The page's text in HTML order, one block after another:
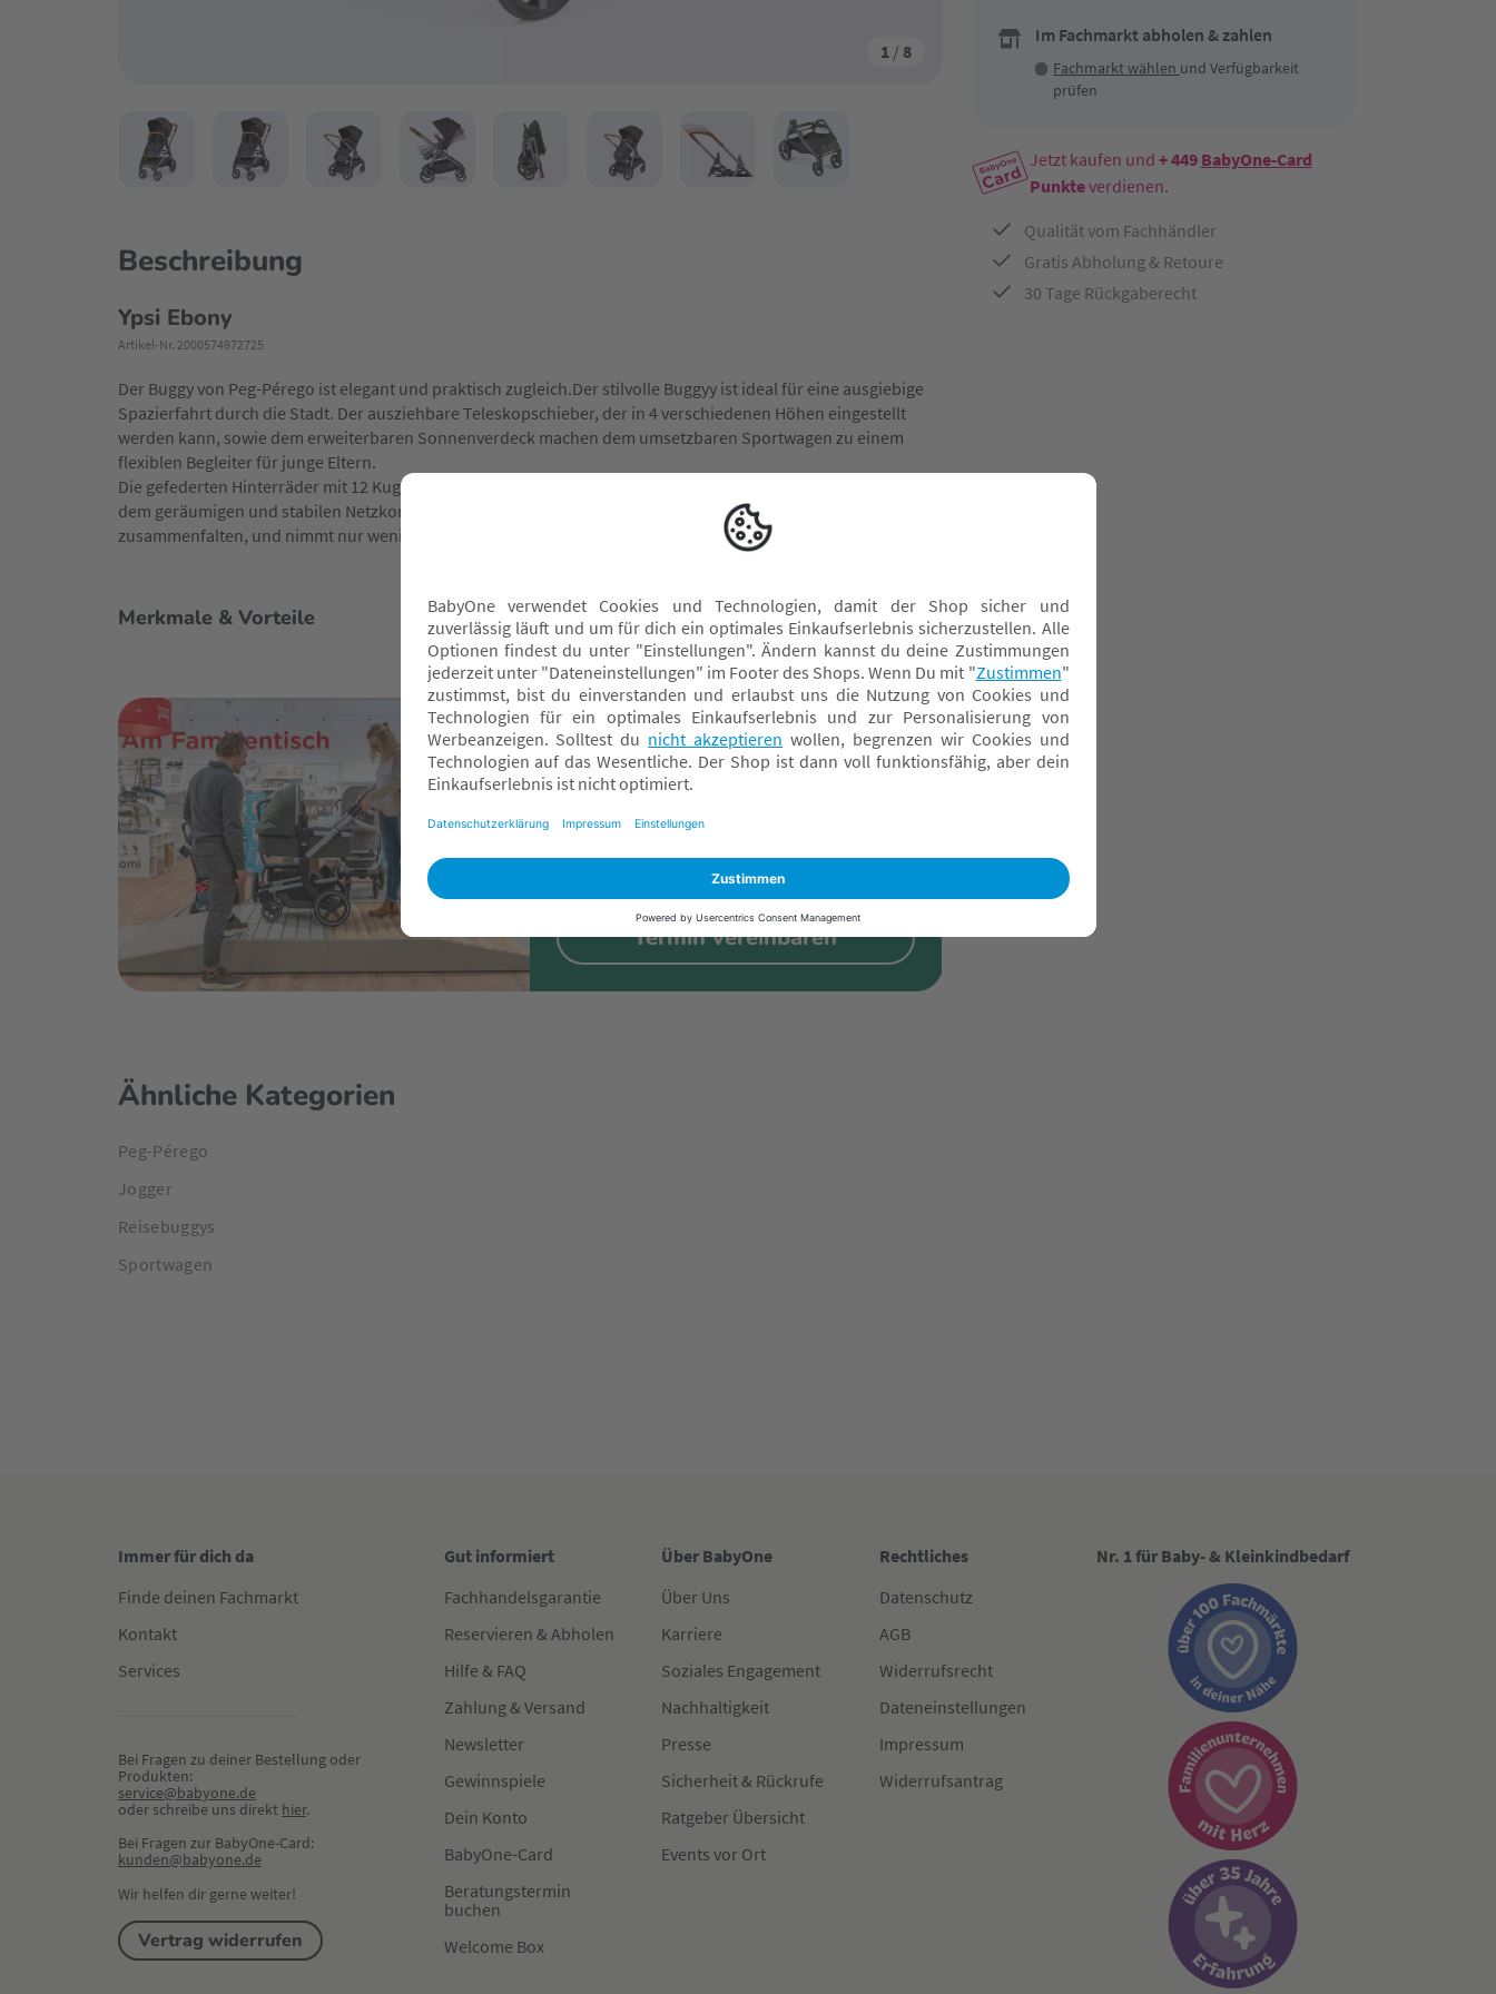
1 / 8
Im Fachmarkt abholen & zahlen
Fachmarkt wählen und Verfügbarkeit
prüfen
Jetzt kaufen und + 449 BabyOne-Card
Punkteverdienen.
Qualität vom Fachhändler
Gratis Abholung & Retoure
30 Tage Rückgaberecht
Beschreibung
Ypsi Ebony
Artikel-Nr. 2000574972725
Der Buggy von Peg-Pérego ist elegant und praktisch zugleich.Der stilvolle Buggyy ist ideal für eine ausgiebige
Spazierfahrt durch die Stadt. Der ausziehbare Teleskopschieber, der in 4 verschiedenen Höhen eingestellt
werden kann, sowie dem erweiterbaren Sonnenverdeck machen dem umsetzbaren Sportwagen zu einem
flexiblen Begleiter für junge Eltern.
Die gefederten Hinterräder mit 12 Kugellagern sorgen für einen optimalen Fahrkomfort. Deine Einkäufe sind in
dem geräumigen und stabilen Netzkorb sicher verstaut. Mit nur einer Hand lässt sich der Buggy wie ein Buch
zusammenfalten, und nimmt nur wenig Platz im Kofferraum oder im Hausflur ein.
Merkmale & Vorteile
Kinderwagen-Probefahrt
Besuche uns in einem unserer Fachmärkte und
Untergründe ausprobieren.
Termin vereinbaren
Ähnliche Kategorien
Peg-Pérego
Jogger
Reisebuggys
Sportwagen
Immer für dich da
Finde deinen Fachmarkt
Kontakt
Services
Bei Fragen zu deiner Bestellung oder
Produkten:
service@babyone.de
oder schreibe uns direkt hier.
Bei Fragen zur BabyOne-Card:
kunden@babyone.de
Wir helfen dir gerne weiter!
Vertrag widerrufen
Gut informiert
Fachhandelsgarantie
Reservieren & Abholen
Hilfe & FAQ
Zahlung & Versand
Newsletter
Gewinnspiele
Dein Konto
BabyOne-Card
Beratungstermin
buchen
Welcome Box
Über BabyOne
Über Uns
Karriere
Soziales Engagement
Nachhaltigkeit
Presse
Sicherheit & Rückrufe
Ratgeber Übersicht
Events vor Ort
Rechtliches
Datenschutz
AGB
Widerrufsrecht
Dateneinstellungen
Impressum
Widerrufsantrag
Nr. 1 für Baby- & Kleinkindbedarf